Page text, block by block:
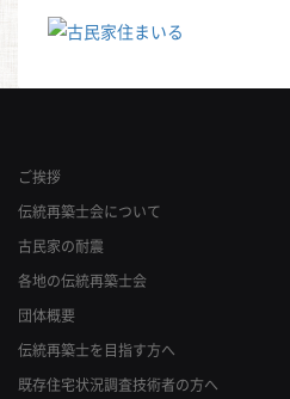
ご挨拶
伝統再築士会について
古民家の耐震
各地の伝統再築士会
団体概要
伝統再築士を目指す方へ
既存住宅状況調査技術者の方へ